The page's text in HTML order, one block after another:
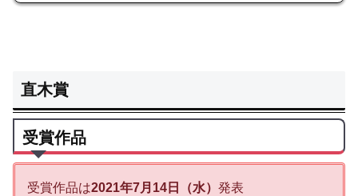
直木賞
受賞作品
受賞作品は2021年7月14日（水） 発表